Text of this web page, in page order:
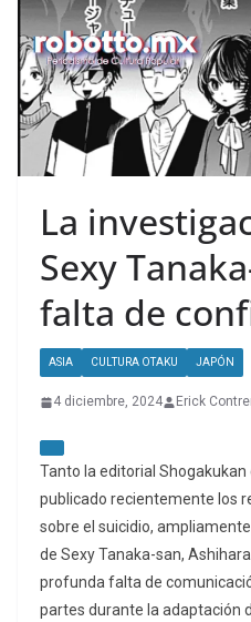
La
Sexy
falta de
ASIA CULTURA OTAKU JAPÓN
4 diciembre, 2024 Erick
Tanto la editorial Shogakukan
publicado recientemente los
sobre el suicidio,
de Sexy Tanaka-san,
profunda falta de
partes durante la adaptación